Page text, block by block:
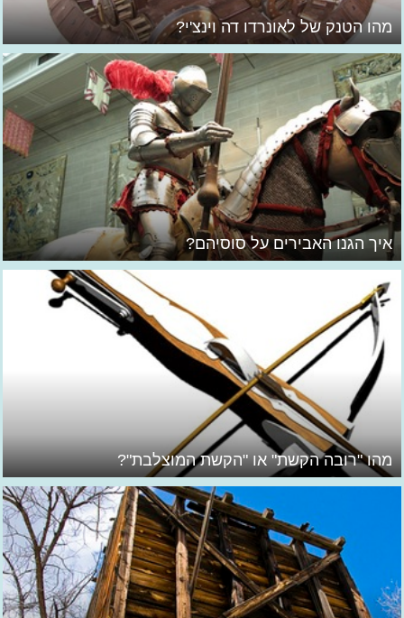
מהו הטנק של לאונרדו דה וינצ'י?
איך הגנו האבירים על סוסיהם?
מהו "רובה הקשת" או "הקשת המוצלבת"?